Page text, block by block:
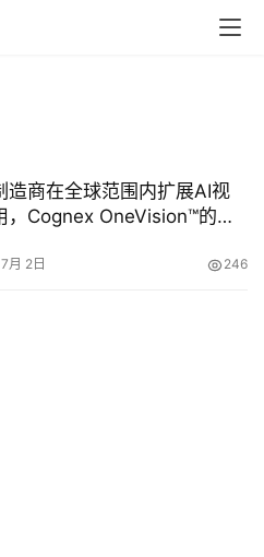
造商在全球范围内扩展AI视
，Cognex OneVision™的应
月 2日 246